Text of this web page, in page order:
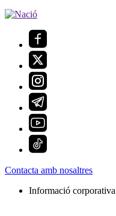
Contacta amb nosaltres
Informació corporativa